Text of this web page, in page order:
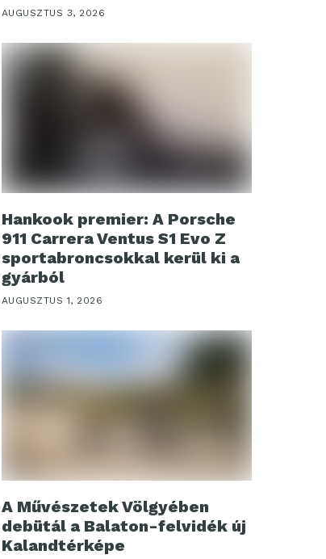
AUGUSZTUS 3, 2026
Hankook premier: A Porsche
911 Carrera Ventus S1 Evo Z
sportabroncsokkal kerül ki a
gyárból
AUGUSZTUS 1, 2026
A Művészetek Völgyében
debütál a Balaton-felvidék új
Kalandtérképe